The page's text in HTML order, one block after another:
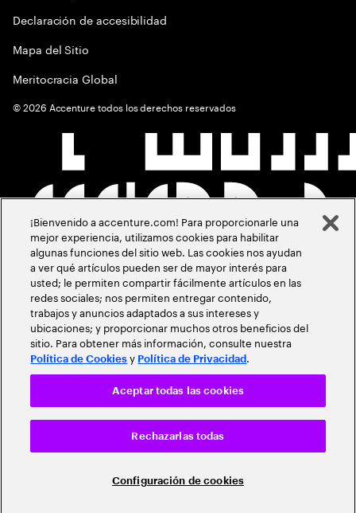
Declaración de accesibilidad
Mapa del Sitio
Meritocracia Global
©2026 Accenture todos los derechos reservados
¡Bienvenido a accenture.com! Para proporcionarle una
mejor experiencia, utilizamos cookies para habilitar
algunas funciones del sitio web. Las cookies nos ayudan
a ver qué artículos pueden ser de mayor interés para
usted; le permiten compartir fácilmente artículos en las
redes sociales; nos permiten entregar contenido,
trabajos y anuncios adaptados a sus intereses y
ubicaciones; y proporcionar muchos otros beneficios del
sitio. Para obtener más información, consulte nuestra
Política de Cookies y Política de Privacidad .
Configuración de cookies
Rechazarlas todas
Aceptar todas las cookies